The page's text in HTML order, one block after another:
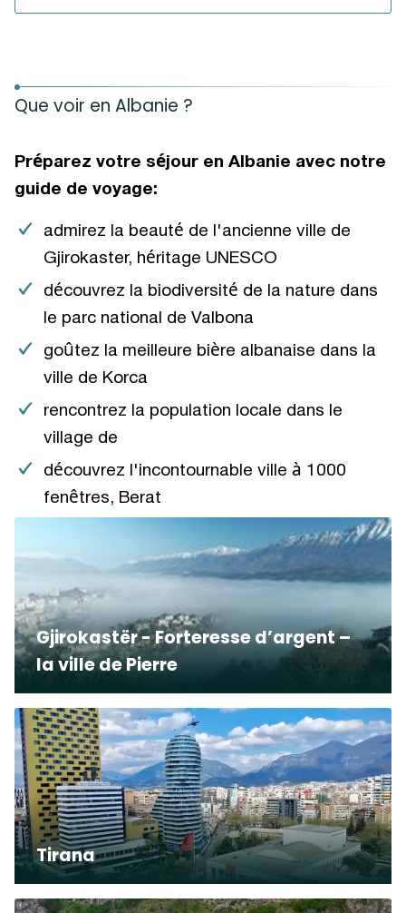
Que voir en Albanie ?
Préparez votre séjour en Albanie avec notre
guide de voyage:
admirez la beauté de l'ancienne ville de
Gjirokaster, héritage UNESCO
découvrez la biodiversité de la nature dans
le parc national de Valbona
goûtez la meilleure bière albanaise dans la
ville de Korca
rencontrez la population locale dans le
village de
découvrez l'incontournable ville à 1000
fenêtres, Berat
Gjirokastër - Forteresse d’argent –
la ville de Pierre
Tirana